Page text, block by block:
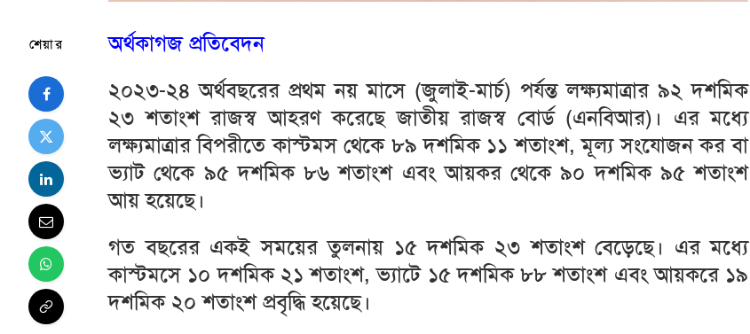
শেয়ার
অর্থকাগজ প্রতিবেদন
২০২৩-২৪ অর্থবছরের প্রথম নয় মাসে (জুলাই-মার্চ) পর্যন্ত লক্ষ্যমাত্রার ৯২ দশমিক
২৩ শতাংশ রাজস্ব আহরণ করেছে জাতীয় রাজস্ব বোর্ড (এনবিআর)। এর মধ্যে
লক্ষ্যমাত্রার বিপরীতে কাস্টমস থেকে ৮৯ দশমিক ১১ শতাংশ, মূল্য সংযোজন কর বা
ভ্যাট থেকে ৯৫ দশমিক ৮৬ শতাংশ এবং আয়কর থেকে ৯০ দশমিক ৯৫ শতাংশ
আয় হয়েছে।
গত বছরের একই সময়ের তুলনায় ১৫ দশমিক ২৩ শতাংশ বেড়েছে। এর মধ্যে
কাস্টমসে ১০ দশমিক ২১ শতাংশ, ভ্যাটে ১৫ দশমিক ৮৮ শতাংশ এবং আয়করে ১৯
দশমিক ২০ শতাংশ প্রবৃদ্ধি হয়েছে।